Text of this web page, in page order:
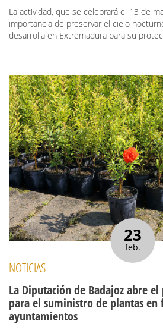
La actividad, que se celebrará el 13 de
importancia de preservar el cielo
desarrolla en Extremadura para su
23
feb.
NOTICIAS
La Diputación de Badajoz abre
para el suministro de plantas en
ayuntamientos